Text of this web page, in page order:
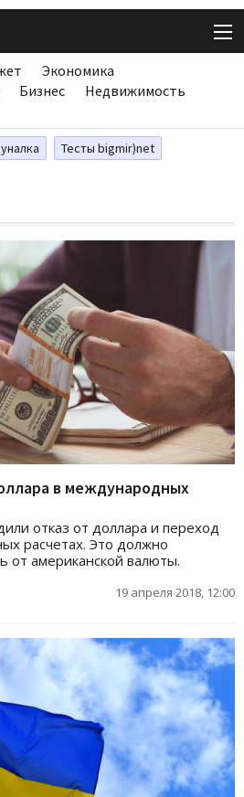
Экономика
Бизнес
Недвижимость
Тесты bigmir)net
в международных
отказ от доллара и переход
расчетах. Это должно
от американской валюты.
19 апреля 2018, 12:00